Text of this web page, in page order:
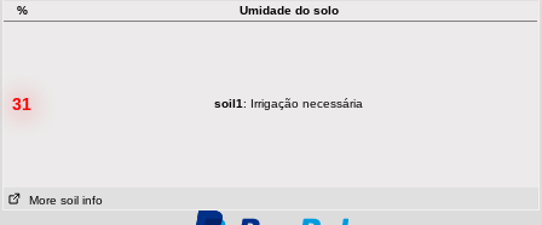
%
Umidade do solo
31 soil1 : Irrigação necessária
More soil info